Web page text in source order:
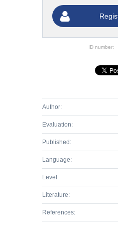
ID number:
Author:
Evaluation:
Published:
Language:
Level:
Literature:
References: